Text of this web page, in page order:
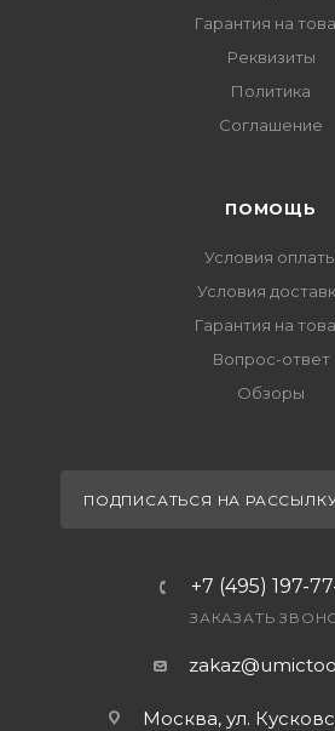
Гарантия на
Реквизиты
Политика
Соглашение
ПОМОЩЬ
Условия оплаты
Условия
Гарантия на
Вопрос-ответ
Обзоры
ПОДПИСАТЬСЯ НА
+7 (495) 197-
ЗАКАЗАТЬ
Москва, ул.